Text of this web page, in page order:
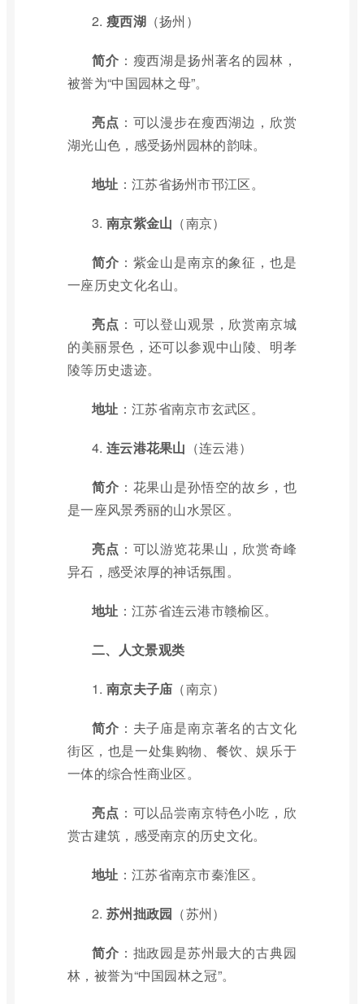
2. 瘦西湖（扬州）
简介 ：瘦西湖是扬州著名的园林，
被誉为“中国园林之母”。
亮点 ：可以漫步在瘦西湖边，欣赏
湖光山色，感受扬州园林的韵味。
地址 ：江苏省扬州市邗江区。
3. 南京紫金山 （南京）
简介 ：紫金山是南京的象征，也是
一座历史文化名山。
亮点 ：可以登山观景，欣赏南京城
的美丽景色，还可以参观中山陵、明孝
陵等历史遗迹。
地址 ：江苏省南京市玄武区。
4. 连云港花果山 （连云港）
简介 ：花果山是孙悟空的故乡，也
是一座风景秀丽的山水景区。
亮点 ：可以游览花果山，欣赏奇峰
异石，感受浓厚的神话氛围。
地址 ：江苏省连云港市赣榆区。
二、人文景观类
1. 南京夫子庙 （南京）
简介 ：夫子庙是南京著名的古文化
街区，也是一处集购物、餐饮、娱乐于
一体的综合性商业区。
亮点 ：可以品尝南京特色小吃，欣
赏古建筑，感受南京的历史文化。
地址 ：江苏省南京市秦淮区。
2. 苏州拙政园 （苏州）
简介 ：拙政园是苏州最大的古典园
林，被誉为“中国园林之冠”。